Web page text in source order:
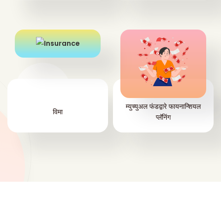
विमा
म्युच्युअल फंडद्वारे फायनान्शियल
प्लॅनिंग